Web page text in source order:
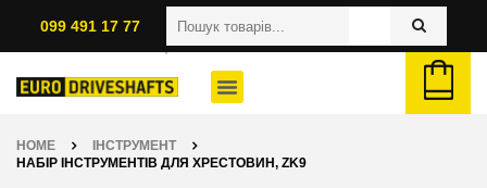
099 491 17 77
HOME
ІНСТРУМЕНТ
НАБІР ІНСТРУМЕНТІВ ДЛЯ ХРЕСТОВИН, ZK9